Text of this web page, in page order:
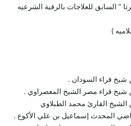
” السابق للعلاجات بالرقية الشرعيه
)
شيخ قراء السودان .
شيخ قراء مصر الشيخ المعصراوي .
الشيخ القارئ محمد الطبلاوي
المحدث إسماعيل بن علي الأكوع .